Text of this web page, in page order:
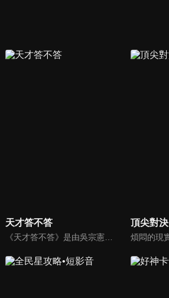
天才答不答
《天才答不答》是由吳宗憲和吳怡霈共同主持的益智節目。節目設立高額的獎金來考驗藝人們真實的人性，同時將題目立體化，讓你身歷其境去冒險答題。更有哪些出乎意料的處罰，讓藝人羞愧的不想再答錯！一個最接近「人性」與「真實」的益智節目，現在就讓吳宗憲帶你輕鬆玩轉知識。
頂尖對決